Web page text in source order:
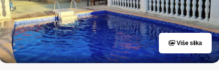
Više slika